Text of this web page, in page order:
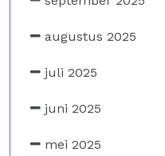
augustus 2025
juli 2025
juni 2025
mei 2025